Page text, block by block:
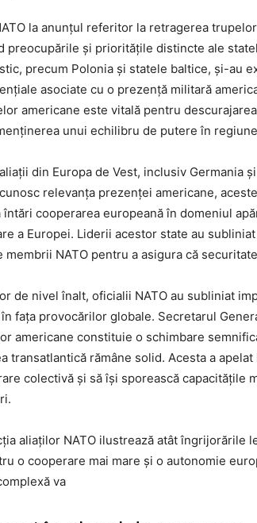
la anunțul referitor la retragerea
preocupările și prioritățile distincte ale
precum Polonia și statele baltice, și-au
asociate cu o prezență militară
americane este vitală pentru
unui echilibru de putere în
din Europa de Vest, inclusiv Germania
relevanța prezenței americane,
cooperarea europeană în domeniul
a Europei. Liderii acestor state au
NATO pentru a asigura că
de nivel înalt, oficialii NATO au subliniat
fața provocărilor globale. Secretarul
americane constituie o schimbare
transatlantică rămâne solid. Acesta a
colectivă și să își sporească capacitățile
aliaților NATO ilustrează atât îngrijorările
o cooperare mai mare și o autonomie
va